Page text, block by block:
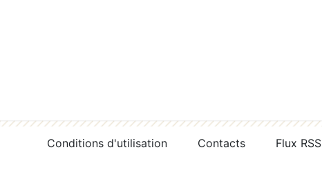
Conditions d'utilisation Contacts Flux RSS